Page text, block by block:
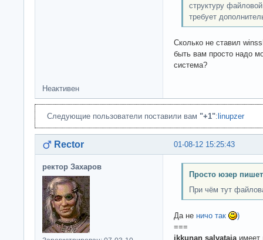
структуру
требует
Сколько не ставил
быть вам просто надо
система?
Неактивен
Следующие пользователи поставили вам "+1": linupzer
01-08-12 15:25:43
Rector
ректор Захаров
Просто юзер
При чём тут
Да не ничо так
)
===
ikkunan salvatajaимеет